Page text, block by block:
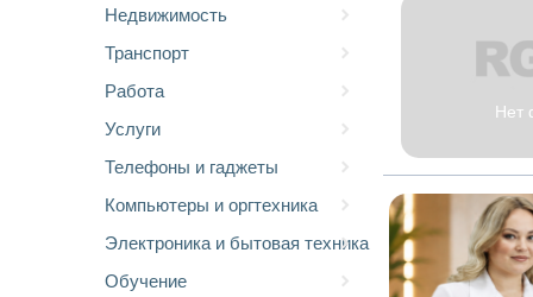
Недвижимость
Транспорт
Работа
Услуги
Телефоны и гаджеты
Компьютеры и оргтехника
Электроника и бытовая техника
Обучение
Нет